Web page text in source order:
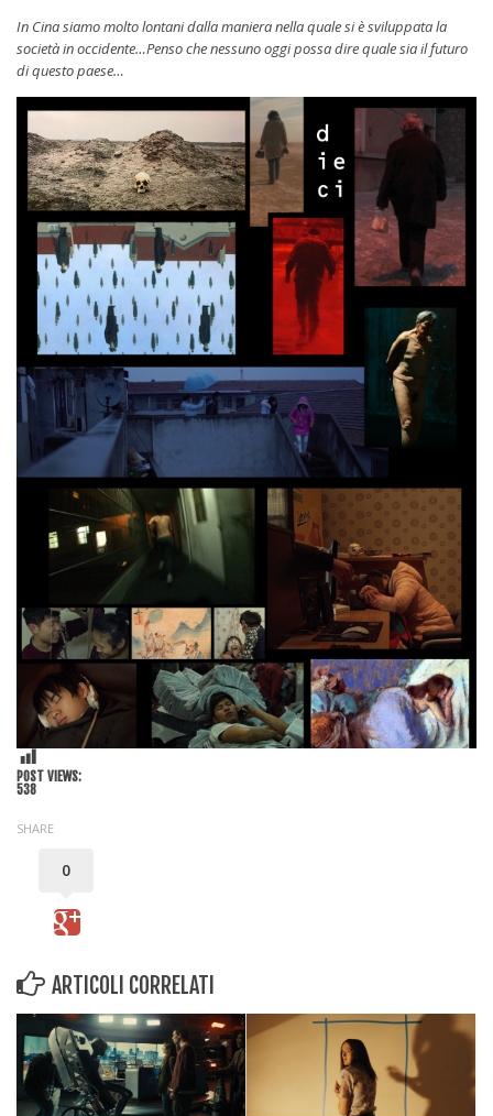
In Cina siamo molto lontani dalla maniera nella quale si è sviluppata la
società in occidente…Penso che nessuno oggi possa dire quale sia il futuro
di questo paese…
POST VIEWS:
538
SHARE
0
ARTICOLI CORRELATI